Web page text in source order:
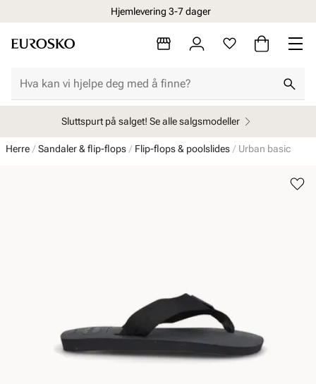
Hjemlevering 3-7 dager
Sluttspurt på salget! Se alle salgsmodeller
Herre Sandaler & flip-flops Flip-flops & poolslides Urban basic